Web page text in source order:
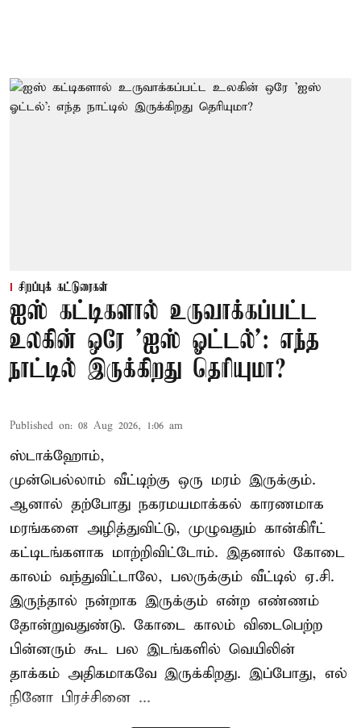
சிறப்புக் கட்டுரைகள்
ஐஸ் கட்டிகளால் உருவாக்கப்பட்ட
உலகின் ஒரே 'ஐஸ் ஓட்டல்': எந்த
நாட்டில் இருக்கிறது தெரியுமா?
Published on: 08 Aug 2026, 1:06 am
ஸ்டாக்ஹோம்,
முன்பெல்லாம் வீட்டிற்கு ஒரு மரம் இருக்கும்.
ஆனால் தற்போது நகரமயமாக்கல் காரணமாக
மரங்களை அழித்துவிட்டு, முழுவதும் கான்கிரீட்
கட்டிடங்களாக மாற்றிவிட்டோம். இதனால் கோடை
காலம் வந்துவிட்டாலே, பலருக்கும் வீட்டில் ஏ.சி.
இருந்தால் நன்றாக இருக்கும் என்ற எண்ணம்
தோன்றுவதுண்டு. கோடை காலம் விடைபெற்ற
பின்னரும் கூட பல இடங்களில் வெயிலின்
தாக்கம் அதிகமாகவே இருக்கிறது. இப்போது, எல்
நினோ பிரச்சினை ...